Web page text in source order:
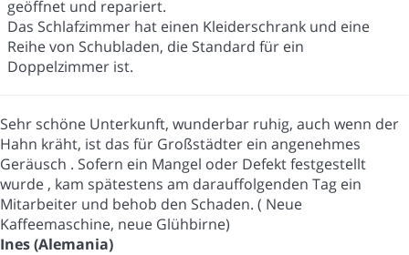
geöffnet und repariert.
Das Schlafzimmer hat einen Kleiderschrank und eine
Reihe von Schubladen, die Standard für ein
Doppelzimmer ist.
Sehr schöne Unterkunft, wunderbar ruhig, auch wenn der
Hahn kräht, ist das für Großstädter ein angenehmes
Geräusch . Sofern ein Mangel oder Defekt festgestellt
wurde , kam spätestens am darauffolgenden Tag ein
Mitarbeiter und behob den Schaden. ( Neue
Kaffeemaschine, neue Glühbirne)
Ines (Alemania)